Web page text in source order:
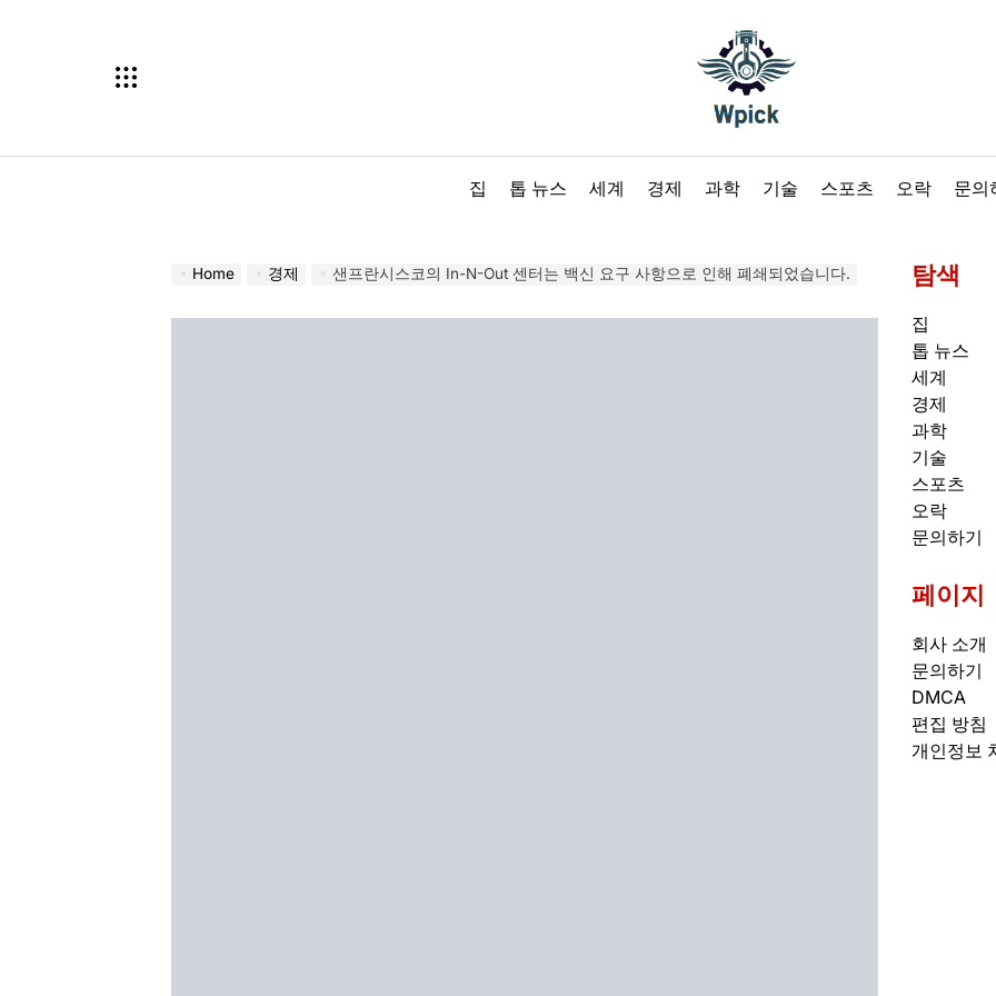
집
톱 뉴스 세계 경제 과학 기술 스포츠 오락 문의
Home 경제 샌프란시스코의 In-N-Out 센터는 백신 요구 사항으로 인해 폐쇄되었습니다. 탐색
집
톱 뉴스
세계
경제
과학
기술
스포츠
오락
문의하기
페이지
회사 소개
문의하기
DMCA
편집 방침
개인정보